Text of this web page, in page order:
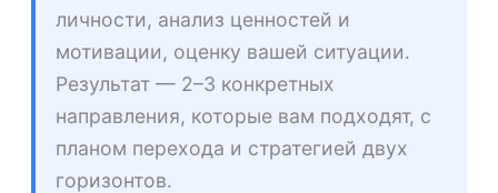
личности, анализ ценностей и
мотивации, оценку вашей ситуации.
Результат — 2–3 конкретных
направления, которые вам подходят, с
планом перехода и стратегией двух
горизонтов.